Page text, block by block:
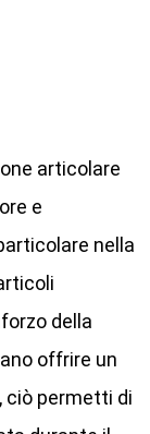
articolare
e
nella
della
offrire un
ciò permetti di